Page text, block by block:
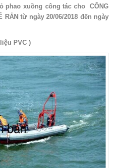
phao xuồng công tác cho CÔNG
RẮN từ ngày 20/06/2018 đến ngày
PVC )